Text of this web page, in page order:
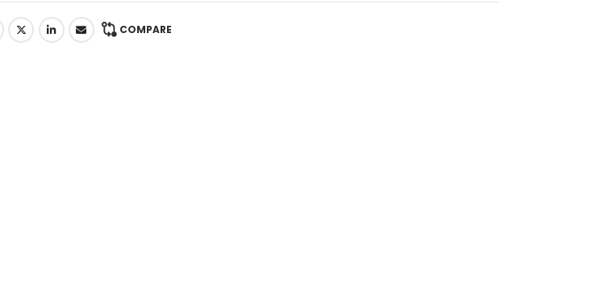
COMPARE